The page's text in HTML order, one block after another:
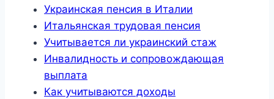
Украинская пенсия в Италии
Итальянская трудовая пенсия
Учитывается ли украинский стаж
Инвалидность и сопровождающая
выплата
Как учитываются доходы